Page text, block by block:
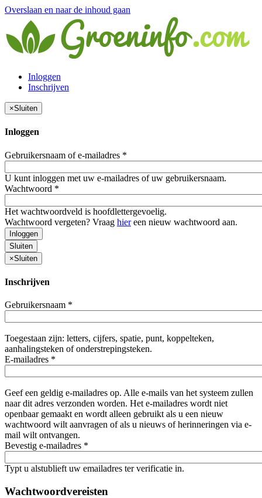
Overslaan en naar de inhoud gaan
Inloggen
Inschrijven
×Sluiten
Inloggen
Gebruikersnaam of e-mailadres *
U kunt inloggen met uw e-mailadres of uw gebruikersnaam.
Wachtwoord *
Het wachtwoordveld is hoofdlettergevoelig.
Wachtwoord vergeten? Vraag hiereen nieuw wachtwoord aan.
Inloggen
Sluiten
×Sluiten
Inschrijven
Gebruikersnaam *
Toegestaan zijn: letters, cijfers, spatie, punt, koppelteken,
aanhalingsteken of onderstrepingsteken.
E-mailadres *
Geef een geldig e-mailadres op. Alle e-mails van het systeem zullen
naar dit adres verzonden worden. Het e-mailadres wordt niet
openbaar gemaakt en wordt alleen gebruikt als u een nieuw
wachtwoord wilt aanvragen of als u nieuws of herinneringen via e-
mail wilt ontvangen.
Bevestig e-mailadres *
Typt u alstublieft uw emailadres ter verificatie in.
Wachtwoordvereisten